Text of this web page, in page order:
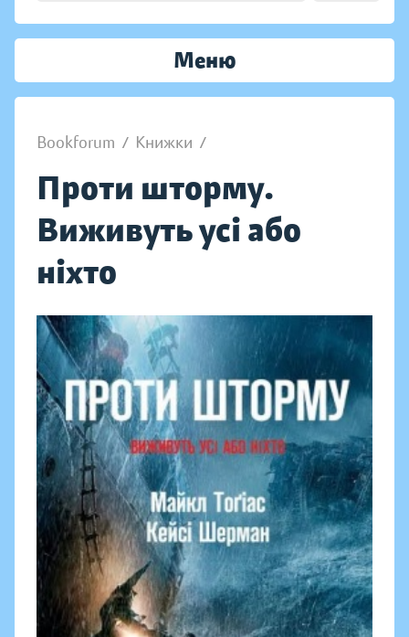
Меню
Bookforum / Книжки /
Проти шторму.
Виживуть усі або
ніхто